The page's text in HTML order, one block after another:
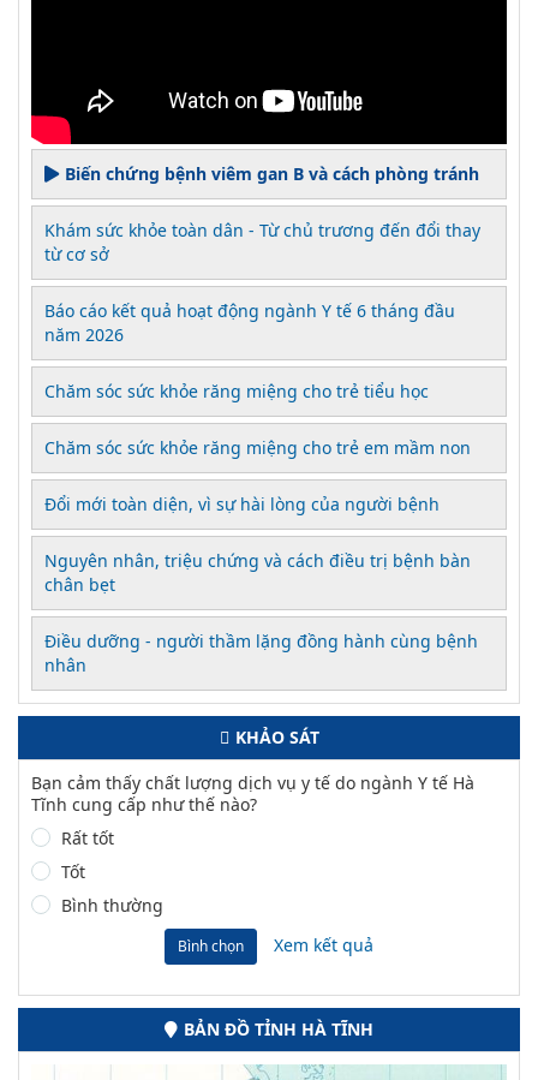
Biến chứng bệnh viêm gan B và cách phòng tránh
Khám sức khỏe toàn dân - Từ chủ trương đến đổi thay
từ cơ sở
Báo cáo kết quả hoạt động ngành Y tế 6 tháng đầu
năm 2026
Chăm sóc sức khỏe răng miệng cho trẻ tiểu học
Chăm sóc sức khỏe răng miệng cho trẻ em mầm non
Đổi mới toàn diện, vì sự hài lòng của người bệnh
Nguyên nhân, triệu chứng và cách điều trị bệnh bàn
chân bẹt
Điều dưỡng - người thầm lặng đồng hành cùng bệnh
nhân
KHẢO SÁT
Bạn cảm thấy chất lượng dịch vụ y tế do ngành Y tế Hà
Tĩnh cung cấp như thế nào?
Rất tốt
Tốt
Bình thường
Bình chọn Xem kết quả
BẢN ĐỒ TỈNH HÀ TĨNH